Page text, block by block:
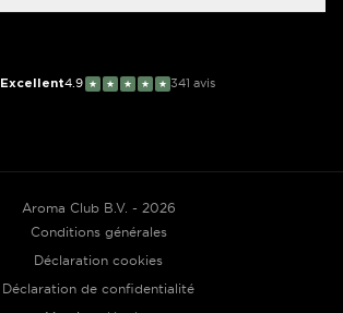
Excellent4.9 ★ ★ ★ ★ ★ 341 avis
Aroma Club B.V. - 2026
Conditions générales
Déclaration cookies
Déclaration de confidentialité